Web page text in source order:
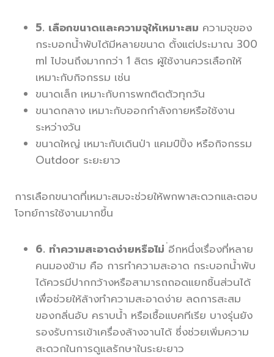
5. เลือกขนาดและความจุให้เหมาะสม ความจุของ
กระบอกน้ำพับได้มีหลายขนาด ตั้งแต่ประมาณ 300
ml ไปจนถึงมากกว่า 1 ลิตร ผู้ใช้งานควรเลือกให้
เหมาะกับกิจกรรม เช่น
ขนาดเล็ก เหมาะกับการพกติดตัวทุกวัน
ขนาดกลาง เหมาะกับออกกำลังกายหรือใช้งาน
ระหว่างวัน
ขนาดใหญ่ เหมาะกับเดินป่า แคมป์ปิ้ง หรือกิจกรรม
Outdoor ระยะยาว
การเลือกขนาดที่เหมาะสมจะช่วยให้พกพาสะดวกและตอบ
โจทย์การใช้งานมากขึ้น
6. ทำความสะอาดง่ายหรือไม่่อีกหนึ่งเรื่องที่หลาย
คนมองข้าม คือ การทำความสะอาด กระบอกน้ำพับ
ได้ควรมีปากกว้างหรือสามารถถอดแยกชิ้นส่วนได้
เพื่อช่วยให้ล้างทำความสะอาดง่าย ลดการสะสม
ของกลิ่นอับ คราบน้ำ หรือเชื้อแบคทีเรีย บางรุ่นยัง
รองรับการเข้าเครื่องล้างจานได้ ซึ่งช่วยเพิ่มความ
สะดวกในการดูแลรักษาในระยะยาว